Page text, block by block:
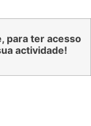
para ter acesso
actividade!